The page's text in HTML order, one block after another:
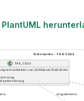
PlantUML